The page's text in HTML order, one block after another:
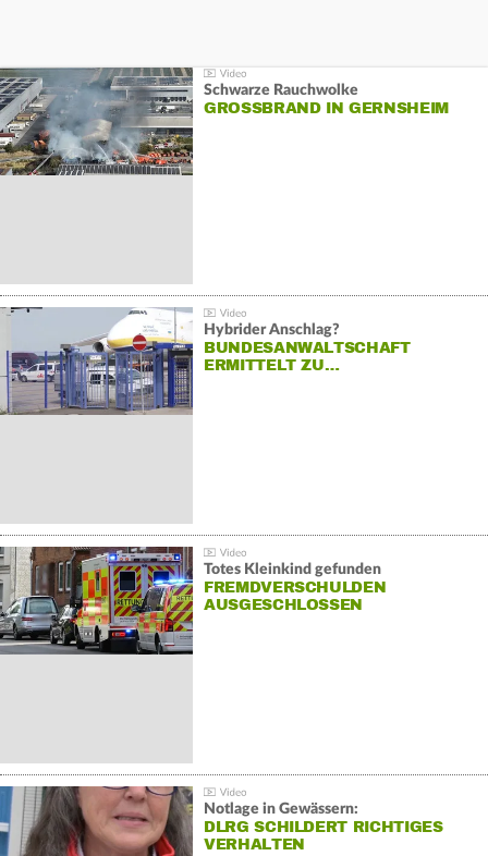
Schwarze Rauchwolke
GROSSBRAND IN GERNSHEIM
Hybrider Anschlag?
BUNDESANWALTSCHAFT
ERMITTELT ZU…
Totes Kleinkind gefunden
FREMDVERSCHULDEN
AUSGESCHLOSSEN
Notlage in Gewässern:
DLRG SCHILDERT RICHTIGES
VERHALTEN